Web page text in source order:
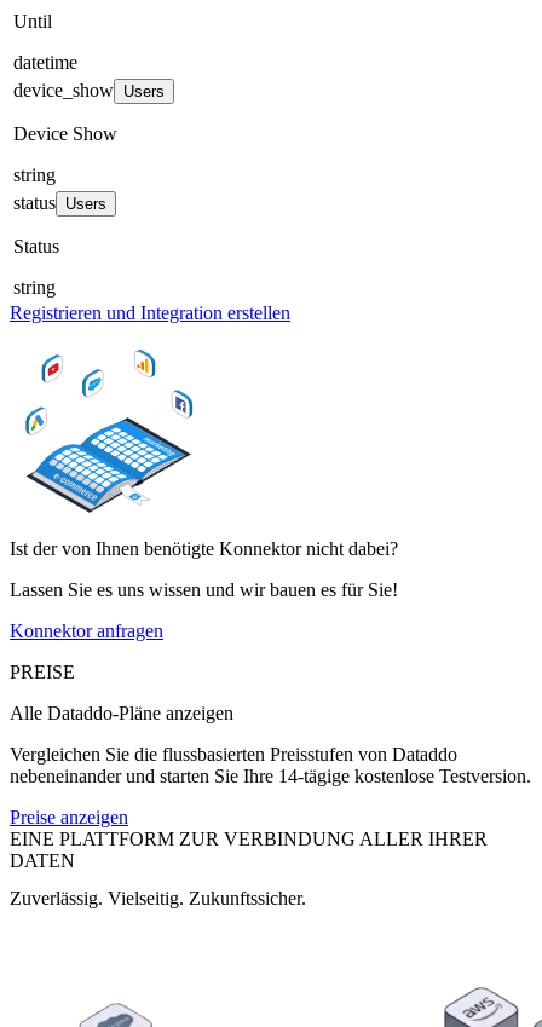
Until
datetime
device_show Users
Device Show
string
status Users
Status
string
Registrieren und Integration erstellen
Ist der von Ihnen benötigte Konnektor nicht dabei?
Lassen Sie es uns wissen und wir bauen es für Sie!
Konnektor anfragen
PREISE
Alle Dataddo-Pläne anzeigen
Vergleichen Sie die flussbasierten Preisstufen von Dataddo
nebeneinander und starten Sie Ihre 14-tägige kostenlose Testversion.
Preise anzeigen
EINE PLATTFORM ZUR VERBINDUNG ALLER IHRER
DATEN
Zuverlässig. Vielseitig. Zukunftssicher.